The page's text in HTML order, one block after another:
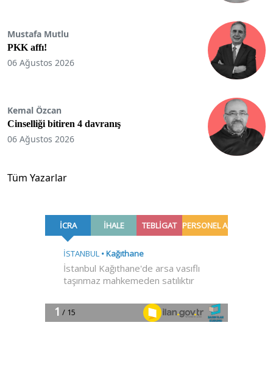
Mustafa Mutlu
PKK affı!
06 Ağustos 2026
Kemal Özcan
Cinselliği bitiren 4 davranış
06 Ağustos 2026
Tüm Yazarlar